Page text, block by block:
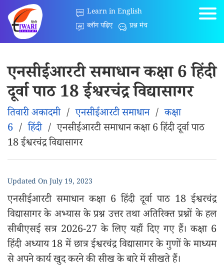
Learn in English
ब्लॉग पढ़िए
प्रश्न मंच
एनसीईआरटी समाधान कक्षा 6 हिंदी
दूर्वा पाठ 18 ईश्वरचंद्र विद्यासागर
तिवारी अकादमी/एनसीईआरटी समाधान/कक्षा
6 /हिंदी/एनसीईआरटी समाधान कक्षा 6 हिंदी दूर्वा पाठ
18 ईश्वरचंद्र विद्यासागर
Updated OnJuly 19, 2023
एनसीईआरटी समाधान कक्षा 6 हिंदी दूर्वा पाठ 18 ईश्वरचंद्र
विद्यासागर के अभ्यास के प्रश्न उत्तर तथा अतिरिक्त प्रश्नों के हल
सीबीएसई सत्र 2026-27 के लिए यहाँ दिए गए हैं। कक्षा 6
हिंदी अध्याय 18 में छात्र ईश्वरचंद्र विद्यासागर के गुणों के माध्यम
से अपने कार्य खुद करने की सीख के बारे में सीखते हैं।